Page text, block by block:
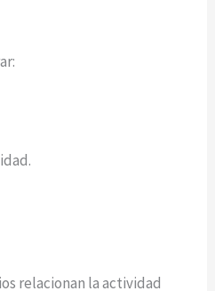
relacionan la actividad